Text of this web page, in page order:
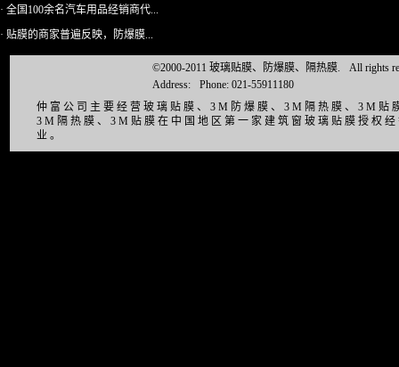
· 全国100余名汽车用品经销商代...
· 贴膜的商家普遍反映，防爆膜...
©2000-2011 玻璃贴膜、防爆膜、隔热膜.
All rights
Address:
Phone: 021-55911180
仲富公司主要经营玻璃贴膜、3M防爆膜、3M隔热膜、3M
3M隔热膜、3M贴膜在中国地区第一家建筑窗玻璃贴膜授权
业。